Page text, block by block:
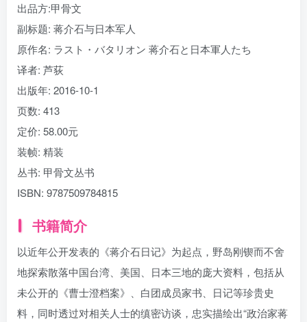
出品方:甲骨文
副标题: 蒋介石与日本军人
原作名: ラスト・バタリオン 蒋介石と日本軍人たち
译者: 芦荻
出版年: 2016-10-1
页数: 413
定价: 58.00元
装帧: 精装
丛书: 甲骨文丛书
ISBN: 9787509784815
书籍简介
以近年公开发表的《蒋介石日记》为起点，野岛刚锲而不舍
地探索散落中国台湾、美国、日本三地的庞大资料，包括从
未公开的《曹士澄档案》、白团成员家书、日记等珍贵史
料，同时透过对相关人士的缜密访谈，忠实描绘出“政治家蒋